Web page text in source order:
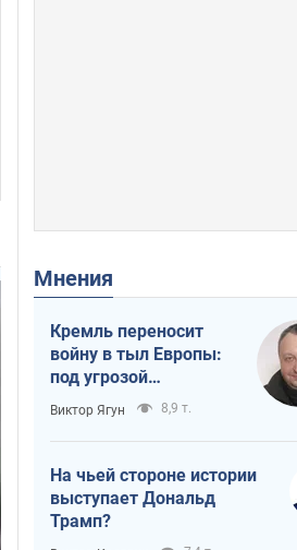
Мнения
Кремль переносит
войну в тыл Европы:
под угрозой
критическая
логистика
Виктор Ягун 8,9 т.
На чьей стороне истории
выступает Дональд
Трамп?